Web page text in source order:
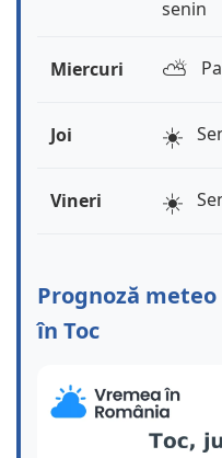
senin
Miercuri ⛅️
Joi ☀️
Vineri ☀️
Prognoză
în Toc